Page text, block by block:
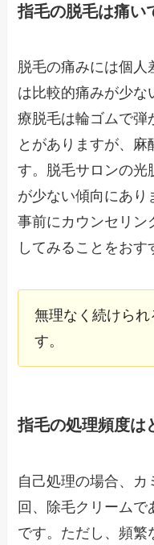
指毛の脱毛は痛い
脱毛の痛みには個人
は比較的痛みが少な
療脱毛は輪ゴムで弾
とがありますが、
す。脱毛サロンの光
が少ない傾向にあり
事前にカウンセリン
してみることをおす
無理なく続けら
す。
指毛の処理頻度は
自己処理の場合、カ
回、除毛クリーム
です。ただし、頻繁